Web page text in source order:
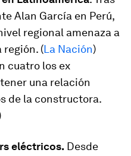
Alan García en Perú,
regional amenaza a
región. (La Nación)
cuatro los ex
una relación
de la constructora.
eléctricos. Desde